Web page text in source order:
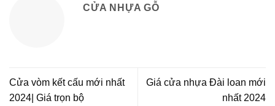
CỬA NHỰA GỖ
Cửa vòm kết cấu mới nhất
2024| Giá trọn bộ
Giá cửa nhựa Đài loan mới
nhất 2024